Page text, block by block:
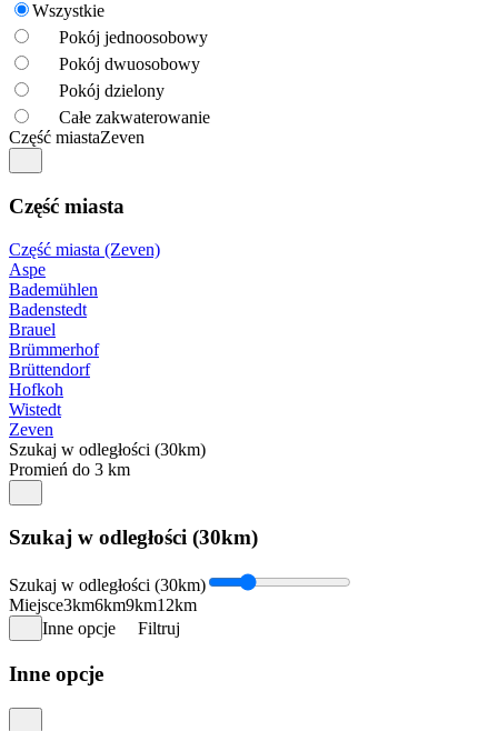
Wszystkie
Pokój jednoosobowy
Pokój dwuosobowy
Pokój dzielony
Całe zakwaterowanie
Część miastaZeven
Część miasta
Część miasta (Zeven)
Aspe
Bademühlen
Badenstedt
Brauel
Brümmerhof
Brüttendorf
Hofkoh
Wistedt
Zeven
Szukaj w odległości (30km)
Promień do 3 km
Szukaj w odległości (30km)
Szukaj w odległości (30km)
Miejsce3km6km9km12km
Inne opcje
Filtruj
Inne opcje